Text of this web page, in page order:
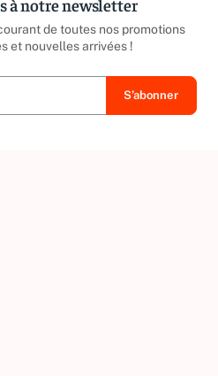
à notre newsletter
de toutes nos promotions
et nouvelles arrivées !